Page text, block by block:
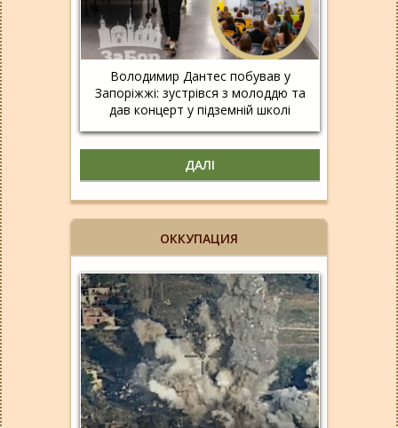
Володимир Дантес побував у
Запоріжжі: зустрівся з молоддю та
дав концерт у підземній школі
ДАЛІ
ОККУПАЦИЯ